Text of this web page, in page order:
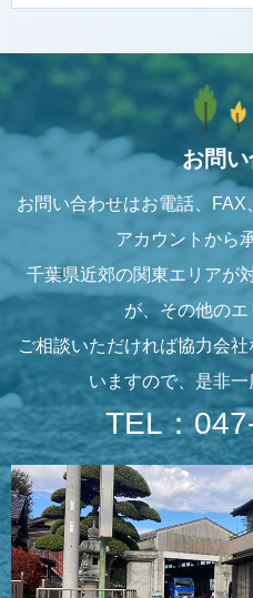
お問
お問い合わせはお電話、
アカウントから
千葉県近郊の関東エリアが
が、その他の
ご相談いただければ協力会
いますので、是非一
TEL：